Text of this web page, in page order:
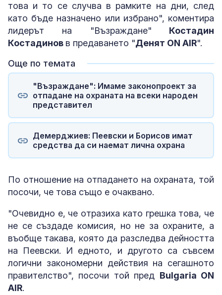
това и то се случва в рамките на дни, след
като бъде назначено или избрано", коментира
лидерът на "Възраждане" Костадин
Костадинов в предаването "Денят ON AIR".
Още по темата
"Възраждане": Имаме законопроект за
отпадане на охраната на всеки народен
представител
Демерджиев: Пеевски и Борисов имат
средства да си наемат лична охрана
По отношение на отпадането на охраната, той
посочи, че това също е очаквано.
"Очевидно е, че отразиха като грешка това, че
не се създаде комисия, но не за охраните, а
въобще такава, която да разследва дейността
на Пеевски. И едното, и другото са съвсем
логични закономерни действия на сегашното
правителство", посочи той пред Bulgaria ON
AIR.